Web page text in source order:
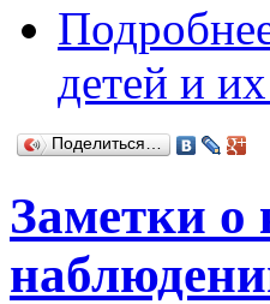
детей и
Поделиться…
Заметки о